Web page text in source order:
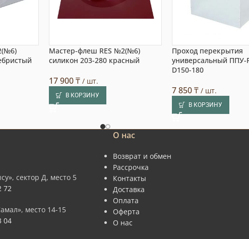
Мастер-флеш RES №2(№6)
силикон 203-280 красный
17 900₸/ шт.
В КОРЗИНУ
Проход перекрытия
универсальный ППУ-
D150-180
7 850₸ / шт.
В КОРЗИНУ
сектор Д, место 5
72
место 14-15
04
О нас
Возврат и обмен
Рассрочка
Контакты
Доставка
Оплата
Оферта
О нас